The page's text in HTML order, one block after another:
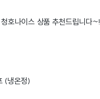
호나이스 상품 추천드립니다~!
(냉온정)